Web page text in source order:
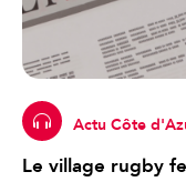
Actu Côte
Le village rugby